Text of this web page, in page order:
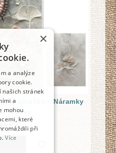
s dárečkem Náramky
růžový
Kč
×
a analýze
cookie.
našich stránek
a
mohou
které
při
Více